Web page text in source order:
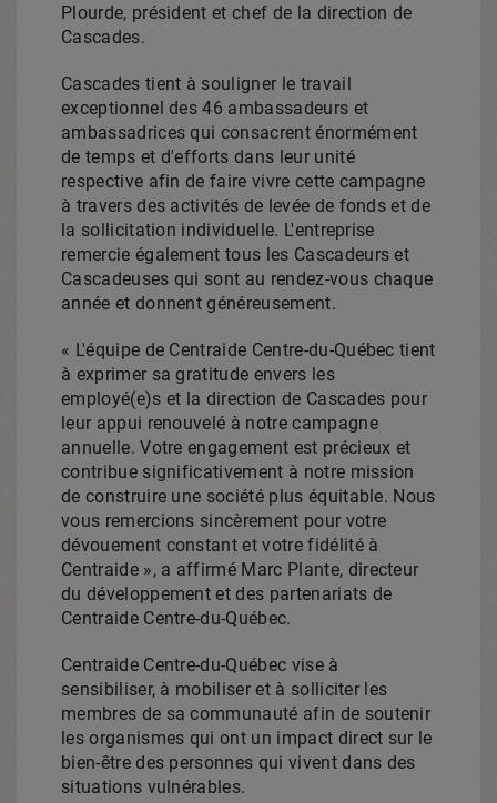
Plourde, président et chef de la direction de
Cascades.
Cascades tient à souligner le travail
exceptionnel des 46 ambassadeurs et
ambassadrices qui consacrent énormément
de temps et d'efforts dans leur unité
respective afin de faire vivre cette campagne
à travers des activités de levée de fonds et de
la sollicitation individuelle. L'entreprise
remercie également tous les Cascadeurs et
Cascadeuses qui sont au rendez-vous chaque
année et donnent généreusement.
« L'équipe de Centraide Centre-du-Québec tient
à exprimer sa gratitude envers les
employé(e)s et la direction de Cascades pour
leur appui renouvelé à notre campagne
annuelle. Votre engagement est précieux et
contribue significativement à notre mission
de construire une société plus équitable. Nous
vous remercions sincèrement pour votre
dévouement constant et votre fidélité à
Centraide », a affirmé Marc Plante, directeur
du développement et des partenariats de
Centraide Centre-du-Québec.
Centraide Centre-du-Québec vise à
sensibiliser, à mobiliser et à solliciter les
membres de sa communauté afin de soutenir
les organismes qui ont un impact direct sur le
bien-être des personnes qui vivent dans des
situations vulnérables.